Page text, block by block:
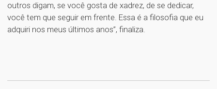
outros digam, se você gosta de xadrez, de se dedicar,
você tem que seguir em frente. Essa é a filosofia que eu
adquiri nos meus últimos anos”, finaliza.